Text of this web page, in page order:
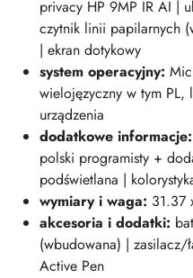
privacy HP 9MP IR AI |
czytnik linii papilarnych
| ekran dotykowy
system operacyjny:
wielojęzyczny w tym
urządzenia
dodatkowe informacje:
polski programisty +
podświetlana |
wymiary i waga: 31.37
akcesoria i dodatki:
(wbudowana) | zasilacz/
Active Pen